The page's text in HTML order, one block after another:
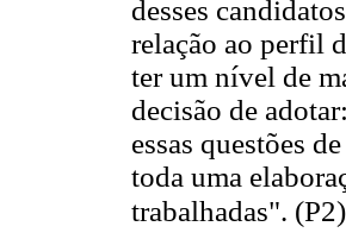
desses
relação ao perfil
ter um nível de
decisão de
essas questões
toda uma
trabalhadas". (P2)